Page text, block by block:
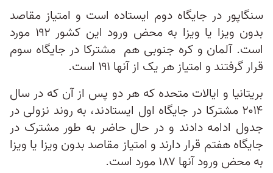
سنگاپور در جایگاه دوم ایستاده است و امتیاز مقاصد
بدون ویزا یا ویزا به محض ورود این کشور ۱۹۲ مورد
است. آلمان و کره جنوبی هم مشترکا در جایگاه سوم
قرار گرفتند و امتیاز هر یک از آنها ۱۹۱ است.
بریتانیا و ایالات متحده که هر دو پس از آن که در سال
۲۰۱۴ مشترکا در جایگاه اول ایستادند، به روند نزولی در
جدول ادامه دادند و در حال حاضر به طور مشترک در
جایگاه هفتم قرار دارند و امتیاز مقاصد بدون ویزا یا ویزا
به محض ورود آنها ۱۸۷ مورد است.